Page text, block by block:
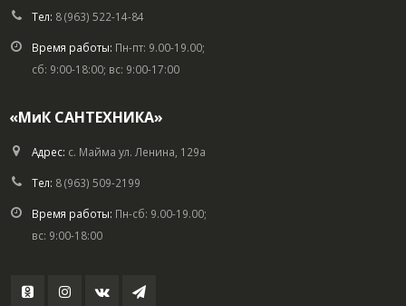
Тел: 8 (963) 522-14-84
Время работы: Пн-пт: 9.00-19.00;
сб: 9:00-18:00; вс: 9:00-17:00
«МиК САНТЕХНИКА»
Адрес: с. Майма ул. Ленина, 129а
Тел: 8 (963) 509-2199
Время работы: Пн-сб: 9.00-19.00;
вс: 9:00-18:00